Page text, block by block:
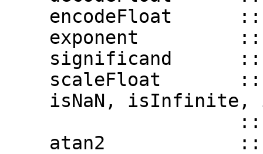
encodeFloat ::
exponent :: a
significand ::
scaleFloat ::
isNaN, isInfinite,
:: a ->
atan2 :: a -